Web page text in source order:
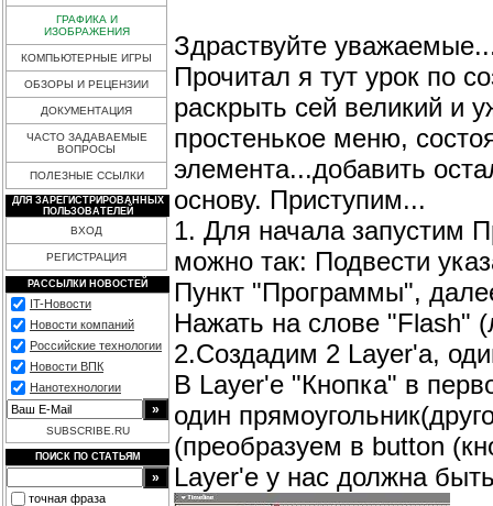
ГРАФИКА И
ИЗОБРАЖЕНИЯ
КОМПЬЮТЕРНЫЕ ИГРЫ
ОБЗОРЫ И РЕЦЕНЗИИ
ДОКУМЕНТАЦИЯ
ЧАСТО ЗАДАВАЕМЫЕ
ВОПРОСЫ
ПОЛЕЗНЫЕ ССЫЛКИ
ДЛЯ ЗАРЕГИСТРИРОВАННЫХ
ПОЛЬЗОВАТЕЛЕЙ
ВХОД
РЕГИСТРАЦИЯ
РАССЫЛКИ НОВОСТЕЙ
IT-Новости
Новости компаний
Российские технологии
Новости ВПК
Нанотехнологии
SUBSCRIBE.RU
ПОИСК ПО СТАТЬЯМ
точная фраза
Здраствуйте
Прочитал я тут урок по
раскрыть сей великий и
простенькое меню,
элемента...добавить
основу. Приступим...
1. Для начала запустим
можно так: Подвести
Пункт "Программы",
Нажать на слове "Flash"
2.Создадим 2 Layer'а,
В Layer'e "Кнопка" в
один
(преобразуем в button
Layer'e у нас должна